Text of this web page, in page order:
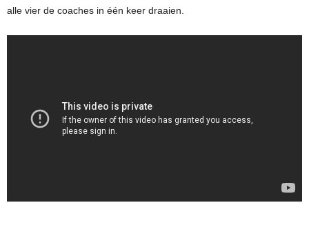
alle vier de coaches in één keer draaien.